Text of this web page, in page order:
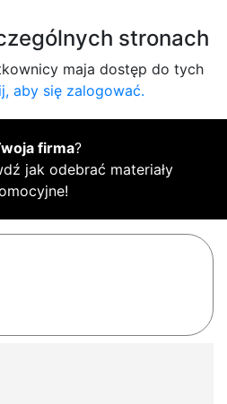
stronach
maja dostęp do tych
aby się zalogować.
firma?
jak odebrać materiały